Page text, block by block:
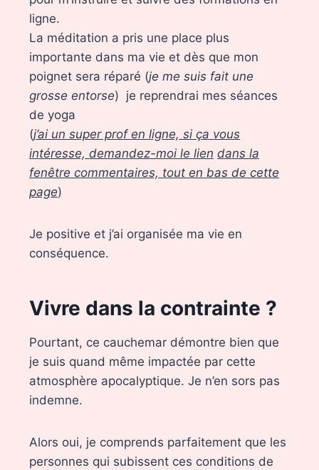
ligne.
La méditation a pris une place plus
importante dans ma vie et dès que mon
poignet sera réparé (je me suis fait une
grosse entorse) je reprendrai mes séances
de yoga
(j’ai un super prof en ligne, si ça vous
intéresse, demandez-moi le lien dans la
fenêtre commentaires, tout en bas de cette
page)
Je positive et j’ai organisée ma vie en
conséquence.
Vivre dans la contrainte ?
Pourtant, ce cauchemar démontre bien que
je suis quand même impactée par cette
atmosphère apocalyptique. Je n’en sors pas
indemne.
Alors oui, je comprends parfaitement que les
personnes qui subissent ces conditions de